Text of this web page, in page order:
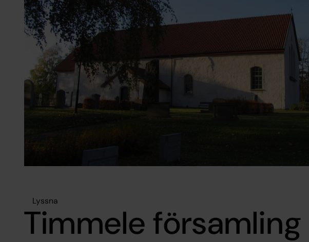
Lyssna
Timmele församling